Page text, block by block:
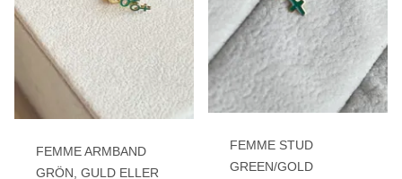
FEMME ARMBAND
GRÖN, GULD ELLER
FEMME STUD
GREEN/GOLD